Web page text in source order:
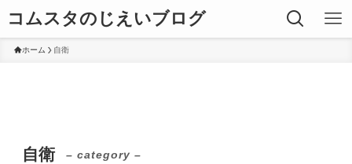
コムスタのじえいブログ
ホーム 自衛
自衛 – category –